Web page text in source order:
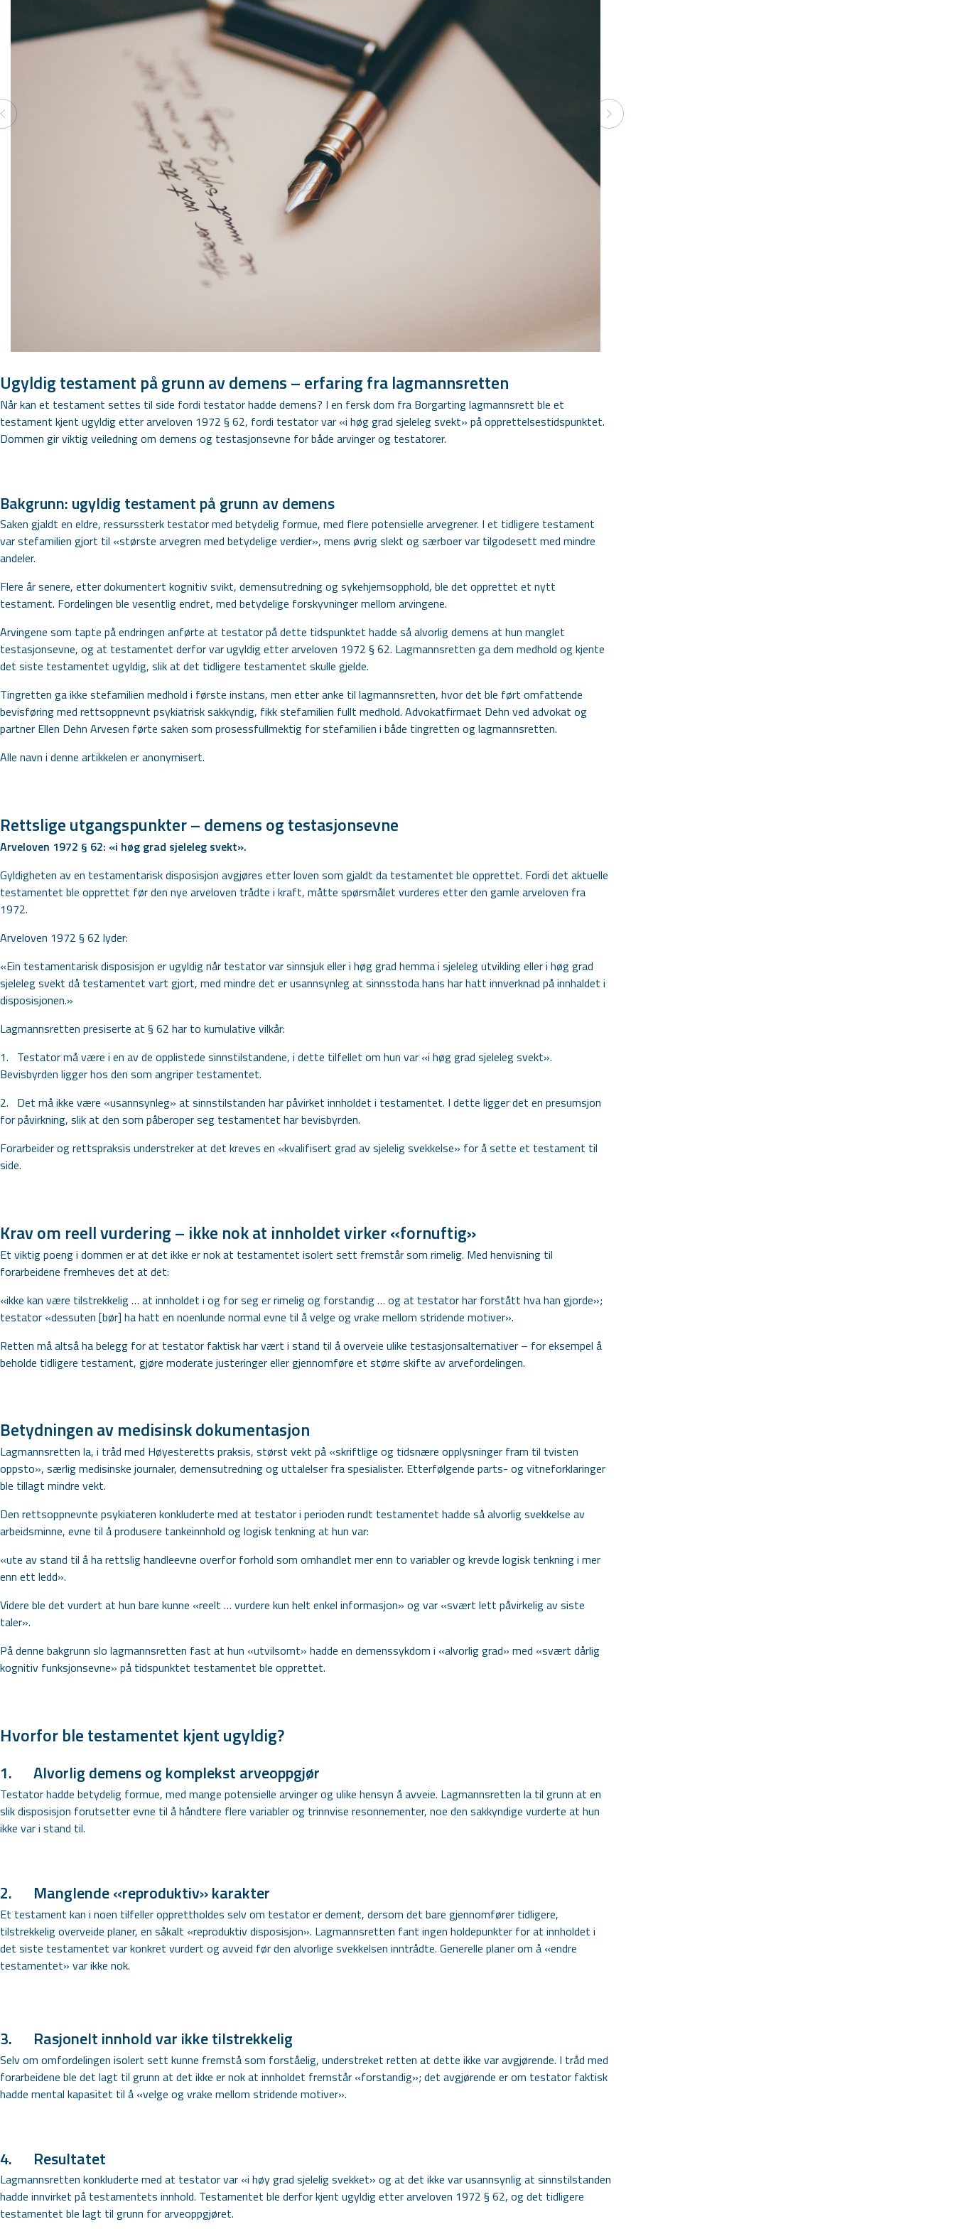
Ugyldig testament på grunn av demens – erfaring fra lagmannsretten
Når kan et testament settes til side fordi testator hadde demens? I en fersk dom fra Borgarting lagmannsrett ble et
testament kjent ugyldig etter arveloven 1972 § 62, fordi testator var «i høg grad sjeleleg svekt» på opprettelsestidspunktet.
Dommen gir viktig veiledning om demens og testasjonsevne for både arvinger og testatorer.
Bakgrunn: ugyldig testament på grunn av demens
Saken gjaldt en eldre, ressurssterk testator med betydelig formue, med flere potensielle arvegrener. I et tidligere testament
var stefamilien gjort til «største arvegren med betydelige verdier», mens øvrig slekt og særboer var tilgodesett med mindre
andeler.
Flere år senere, etter dokumentert kognitiv svikt, demensutredning og sykehjemsopphold, ble det opprettet et nytt
testament. Fordelingen ble vesentlig endret, med betydelige forskyvninger mellom arvingene.
Arvingene som tapte på endringen anførte at testator på dette tidspunktet hadde så alvorlig demens at hun manglet
testasjonsevne, og at testamentet derfor var ugyldig etter arveloven 1972 § 62. Lagmannsretten ga dem medhold og kjente
det siste testamentet ugyldig, slik at det tidligere testamentet skulle gjelde.
Tingretten ga ikke stefamilien medhold i første instans, men etter anke til lagmannsretten, hvor det ble ført omfattende
bevisføring med rettsoppnevnt psykiatrisk sakkyndig, fikk stefamilien fullt medhold. Advokatfirmaet Dehn ved advokat og
partner Ellen Dehn Arvesen førte saken som prosessfullmektig for stefamilien i både tingretten og lagmannsretten.
Alle navn i denne artikkelen er anonymisert.
Rettslige utgangspunkter – demens og testasjonsevne
Arveloven 1972 § 62: «i høg grad sjeleleg svekt».
Gyldigheten av en testamentarisk disposisjon avgjøres etter loven som gjaldt da testamentet ble opprettet. Fordi det aktuelle
testamentet ble opprettet før den nye arveloven trådte i kraft, måtte spørsmålet vurderes etter den gamle arveloven fra
1972.
Arveloven 1972 § 62 lyder:
«Ein testamentarisk disposisjon er ugyldig når testator var sinnsjuk eller i høg grad hemma i sjeleleg utvikling eller i høg grad
sjeleleg svekt då testamentet vart gjort, med mindre det er usannsynleg at sinnsstoda hans har hatt innverknad på innhaldet i
disposisjonen.»
Lagmannsretten presiserte at § 62 har to kumulative vilkår:
1. Testator må være i en av de opplistede sinnstilstandene, i dette tilfellet om hun var «i høg grad sjeleleg svekt».
Bevisbyrden ligger hos den som angriper testamentet.
2. Det må ikke være «usannsynleg» at sinnstilstanden har påvirket innholdet i testamentet. I dette ligger det en presumsjon
for påvirkning, slik at den som påberoper seg testamentet har bevisbyrden.
Forarbeider og rettspraksis understreker at det kreves en «kvalifisert grad av sjelelig svekkelse» for å sette et testament til
side.
Krav om reell vurdering – ikke nok at innholdet virker «fornuftig»
Et viktig poeng i dommen er at det ikke er nok at testamentet isolert sett fremstår som rimelig. Med henvisning til
forarbeidene fremheves det at det:
«ikke kan være tilstrekkelig … at innholdet i og for seg er rimelig og forstandig … og at testator har forstått hva han gjorde»;
testator «dessuten [bør] ha hatt en noenlunde normal evne til å velge og vrake mellom stridende motiver».
Retten må altså ha belegg for at testator faktisk har vært i stand til å overveie ulike testasjonsalternativer – for eksempel å
beholde tidligere testament, gjøre moderate justeringer eller gjennomføre et større skifte av arvefordelingen.
Betydningen av medisinsk dokumentasjon
Lagmannsretten la, i tråd med Høyesteretts praksis, størst vekt på «skriftlige og tidsnære opplysninger fram til tvisten
oppsto», særlig medisinske journaler, demensutredning og uttalelser fra spesialister. Etterfølgende parts- og vitneforklaringer
ble tillagt mindre vekt.
Den rettsoppnevnte psykiateren konkluderte med at testator i perioden rundt testamentet hadde så alvorlig svekkelse av
arbeidsminne, evne til å produsere tankeinnhold og logisk tenkning at hun var:
«ute av stand til å ha rettslig handleevne overfor forhold som omhandlet mer enn to variabler og krevde logisk tenkning i mer
enn ett ledd».
Videre ble det vurdert at hun bare kunne «reelt … vurdere kun helt enkel informasjon» og var «svært lett påvirkelig av siste
taler».
På denne bakgrunn slo lagmannsretten fast at hun «utvilsomt» hadde en demenssykdom i «alvorlig grad» med «svært dårlig
kognitiv funksjonsevne» på tidspunktet testamentet ble opprettet.
Hvorfor ble testamentet kjent ugyldig?
1. Alvorlig demens og komplekst arveoppgjør
Testator hadde betydelig formue, med mange potensielle arvinger og ulike hensyn å avveie. Lagmannsretten la til grunn at en
slik disposisjon forutsetter evne til å håndtere flere variabler og trinnvise resonnementer, noe den sakkyndige vurderte at hun
ikke var i stand til.
2. Manglende «reproduktiv» karakter
Et testament kan i noen tilfeller opprettholdes selv om testator er dement, dersom det bare gjennomfører tidligere,
tilstrekkelig overveide planer, en såkalt «reproduktiv disposisjon». Lagmannsretten fant ingen holdepunkter for at innholdet i
det siste testamentet var konkret vurdert og avveid før den alvorlige svekkelsen inntrådte. Generelle planer om å «endre
testamentet» var ikke nok.
3. Rasjonelt innhold var ikke tilstrekkelig
Selv om omfordelingen isolert sett kunne fremstå som forståelig, understreket retten at dette ikke var avgjørende. I tråd med
forarbeidene ble det lagt til grunn at det ikke er nok at innholdet fremstår «forstandig»; det avgjørende er om testator faktisk
hadde mental kapasitet til å «velge og vrake mellom stridende motiver».
4. Resultatet
Lagmannsretten konkluderte med at testator var «i høy grad sjelelig svekket» og at det ikke var usannsynlig at sinnstilstanden
hadde innvirket på testamentets innhold. Testamentet ble derfor kjent ugyldig etter arveloven 1972 § 62, og det tidligere
testamentet ble lagt til grunn for arveoppgjøret.